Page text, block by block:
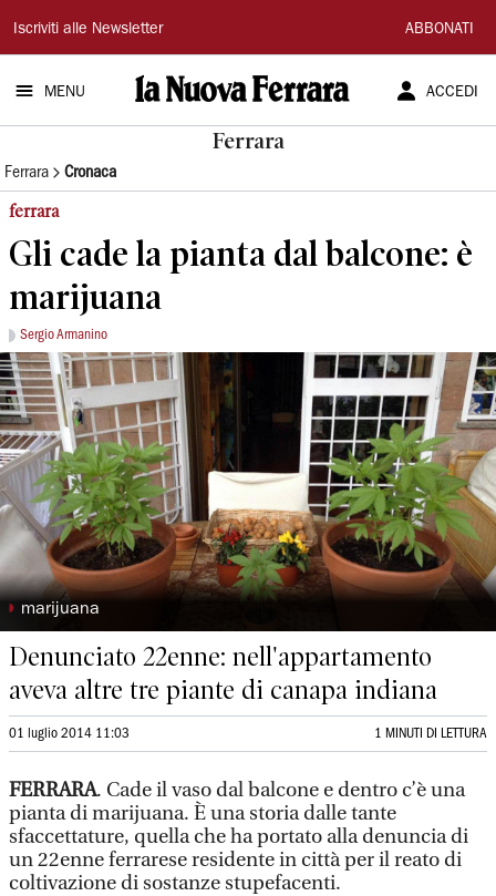
La
Nuova
Ferrara
Iscriviti alle Newsletter ABBONATI
MENU ACCEDI
Ferrara
Ferrara Cronaca
ferrara
Gli cade la pianta dal balcone: è
marijuana
Sergio Armanino
◗ marijuana
Denunciato 22enne: nell'appartamento
aveva altre tre piante di canapa indiana
01 luglio 2014 11:03 1 MINUTI DI LETTURA
FERRARA. Cade il vaso dal balcone e dentro c’è una
pianta di marijuana. È una storia dalle tante
sfaccettature, quella che ha portato alla denuncia di
un 22enne ferrarese residente in città per il reato di
coltivazione di sostanze stupefacenti.